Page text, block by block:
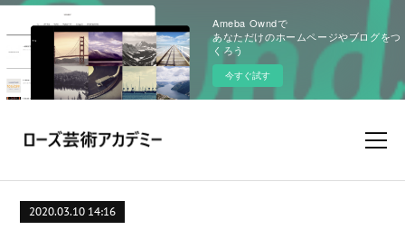
Ameba Owndで
あなただけのホームページやブログをつ
くろう
今すぐ試す
2020.03.10 14:16